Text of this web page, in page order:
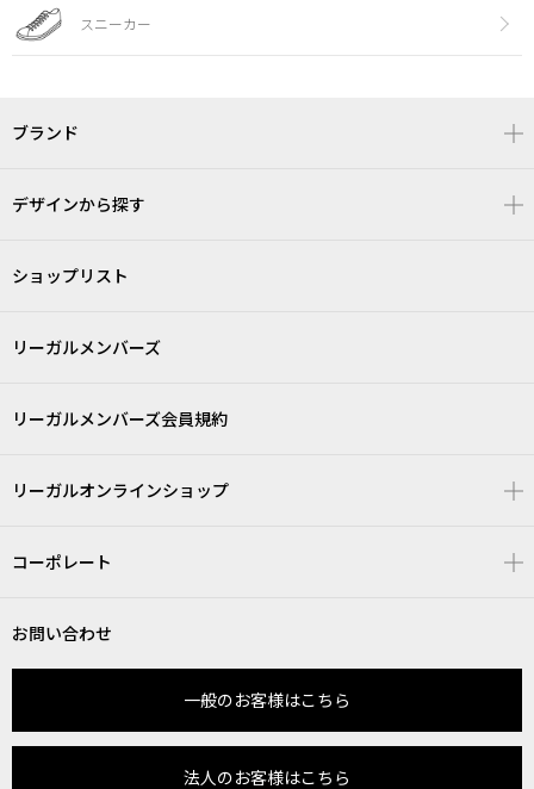
スニーカー
ブランド
デザインから探す
ショップリスト
リーガルメンバーズ
リーガルメンバーズ会員規約
リーガルオンラインショップ
コーポレート
お問い合わせ
一般のお客様はこちら
法人のお客様はこちら